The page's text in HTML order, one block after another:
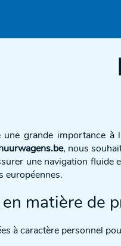
une grande importance
, nous
une navigation
européennes.
matière de
à caractère personnel